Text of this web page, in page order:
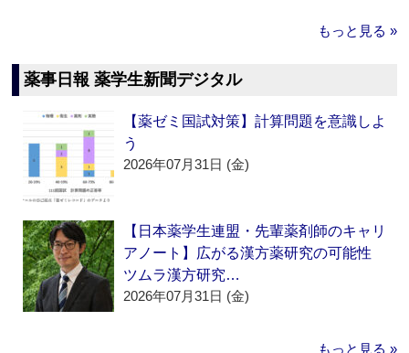
もっと見る »
薬事日報 薬学生新聞デジタル
【薬ゼミ国試対策】計算問題を意識しよ
う
2026年07月31日 (金)
【日本薬学生連盟・先輩薬剤師のキャリ
アノート】広がる漢方薬研究の可能性
ツムラ漢方研究…
2026年07月31日 (金)
もっと見る »